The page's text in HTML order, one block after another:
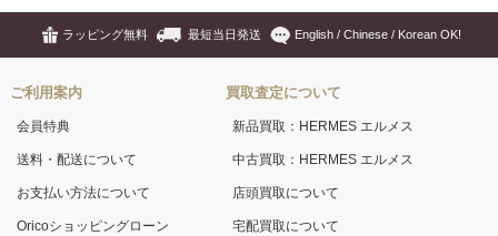
ラッピング無料 最短当日発送 English / Chinese / Korean OK!
ご利用案内
会員特典
送料・配送について
お支払い方法について
Oricoショッピングローン
買取査定について
新品買取：HERMES エルメス
中古買取：HERMES エルメス
店頭買取について
宅配買取について